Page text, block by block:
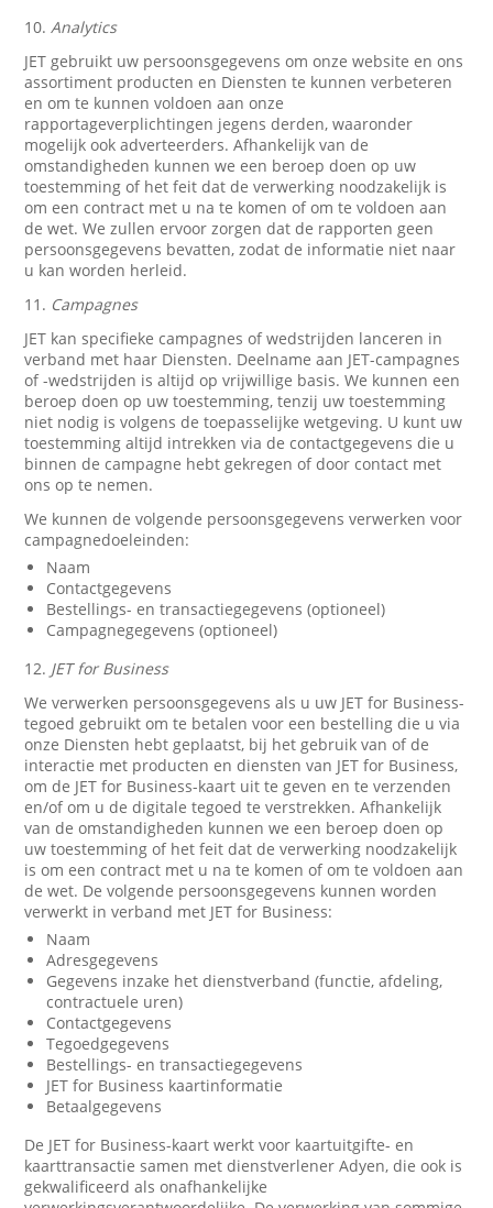
10.Analytics
JET gebruikt uw persoonsgegevens om onze website en ons
assortiment producten en Diensten te kunnen verbeteren
en om te kunnen voldoen aan onze
rapportageverplichtingen jegens derden, waaronder
mogelijk ook adverteerders. Afhankelijk van de
omstandigheden kunnen we een beroep doen op uw
toestemming of het feit dat de verwerking noodzakelijk is
om een contract met u na te komen of om te voldoen aan
de wet. We zullen ervoor zorgen dat de rapporten geen
persoonsgegevens bevatten, zodat de informatie niet naar
u kan worden herleid.
11. Campagnes
JET kan specifieke campagnes of wedstrijden lanceren in
verband met haar Diensten. Deelname aan JET-campagnes
of -wedstrijden is altijd op vrijwillige basis. We kunnen een
beroep doen op uw toestemming, tenzij uw toestemming
niet nodig is volgens de toepasselijke wetgeving. U kunt uw
toestemming altijd intrekken via de contactgegevens die u
binnen de campagne hebt gekregen of door contact met
ons op te nemen.
We kunnen de volgende persoonsgegevens verwerken voor
campagnedoeleinden:
Naam
Contactgegevens
Bestellings- en transactiegegevens (optioneel)
Campagnegegevens (optioneel)
12. JET for Business
We verwerken persoonsgegevens als u uw JET for Business-
tegoed gebruikt om te betalen voor een bestelling die u via
onze Diensten hebt geplaatst, bij het gebruik van of de
interactie met producten en diensten van JET for Business,
om de JET for Business-kaart uit te geven en te verzenden
en/of om u de digitale tegoed te verstrekken. Afhankelijk
van de omstandigheden kunnen we een beroep doen op
uw toestemming of het feit dat de verwerking noodzakelijk
is om een contract met u na te komen of om te voldoen aan
de wet. De volgende persoonsgegevens kunnen worden
verwerkt in verband met JET for Business:
Naam
Adresgegevens
Gegevens inzake het dienstverband (functie, afdeling,
contractuele uren)
Contactgegevens
Tegoedgegevens
Bestellings- en transactiegegevens
JET for Business kaartinformatie
Betaalgegevens
De JET for Business-kaart werkt voor kaartuitgifte- en
kaarttransactie samen met dienstverlener Adyen, die ook is
gekwalificeerd als onafhankelijke